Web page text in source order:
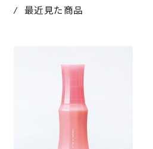
最近見た商品